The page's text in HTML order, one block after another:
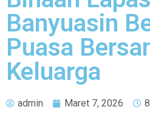
Banyuasin
Puasa
Keluarga
admin Maret 7, 2026